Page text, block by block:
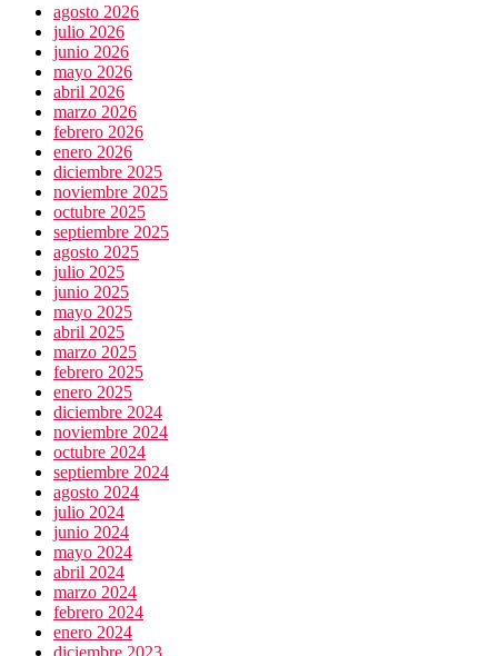
agosto 2026
julio 2026
junio 2026
mayo 2026
abril 2026
marzo 2026
febrero 2026
enero 2026
diciembre 2025
noviembre 2025
octubre 2025
septiembre 2025
agosto 2025
julio 2025
junio 2025
mayo 2025
abril 2025
marzo 2025
febrero 2025
enero 2025
diciembre 2024
noviembre 2024
octubre 2024
septiembre 2024
agosto 2024
julio 2024
junio 2024
mayo 2024
abril 2024
marzo 2024
febrero 2024
enero 2024
diciembre 2023